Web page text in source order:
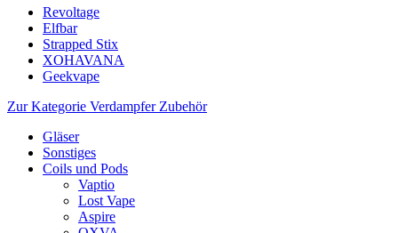
Revoltage
Elfbar
Strapped Stix
XOHAVANA
Geekvape
Zur Kategorie Verdampfer Zubehör
Gläser
Sonstiges
Coils und Pods
Vaptio
Lost Vape
Aspire